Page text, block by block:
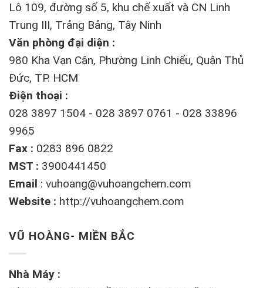
Lô 109, đường số 5, khu chế xuất và CN Linh
Trung III, Trảng Bảng, Tây Ninh
Văn phòng đại diện :
980 Kha Vạn Cận, Phường Linh Chiểu, Quận Thủ
Đức, TP. HCM
Điện thoại :
028 3897 1504 - 028 3897 0761 - 028 33896
9965
Fax : 0283 896 0822
MST : 3900441450
Email : vuhoang@vuhoangchem.com
Website : http://vuhoangchem.com
VŨ HOÀNG- MIỀN BẮC
Nhà Máy :